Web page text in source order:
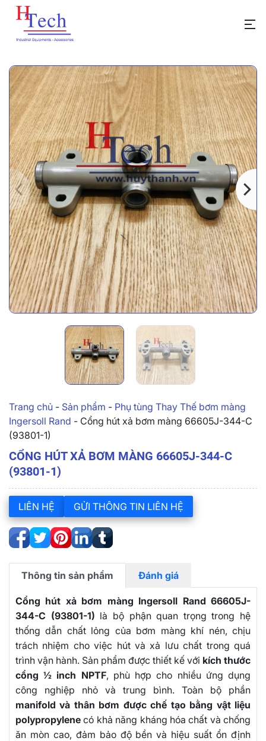
Trang chủ - Sản phẩm - Phụ tùng Thay Thế bơm màng
Ingersoll Rand - Cổng hút xả bơm màng 66605J-344-C
(93801-1)
CỔNG HÚT XẢ BƠM MÀNG 66605J-344-C
(93801-1)
LIÊN HỆ GỬI THÔNG TIN LIÊN HỆ
Thông tin sản phẩm Đánh giá
Cổng hút xả bơm màng Ingersoll Rand 66605J-
344-C (93801-1) là bộ phận quan trọng trong hệ
thống dẫn chất lỏng của bơm màng khí nén, chịu
trách nhiệm cho việc hút và xả lưu chất trong quá
trình vận hành. Sản phẩm được thiết kế với kích thước
cổng ½ inch NPTF, phù hợp cho nhiều ứng dụng
công nghiệp nhỏ và trung bình. Toàn bộ phần
manifold và thân bơm được chế tạo bằng vật liệu
polypropylene có khả năng kháng hóa chất và chống
ăn mòn cao, đảm bảo độ bền và hiệu suất ổn định